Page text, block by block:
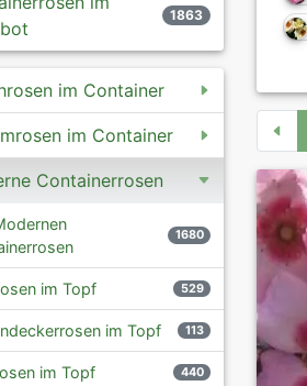
1863
im Container
im Container
Containerrosen
1680
im Topf 529
im Topf 113
im Topf 440